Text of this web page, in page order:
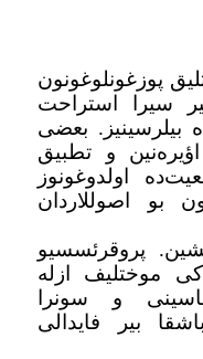
پوزغونلوغونون
سیرا استراحت
بیلرسینیز. بعضی
اؤیره‌نین و تطبیق
اولدوغونوز
بو اصوللاردان
پروقرئسسیو
موختلیف از‌له
و سونرا
بیر فایدالی